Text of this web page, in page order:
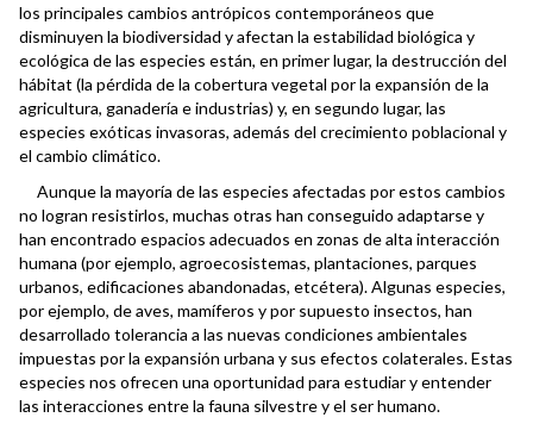
los principales cambios antrópicos contemporáneos que
disminuyen la biodiversidad y afectan la estabilidad biológica y
ecológica de las especies están, en primer lugar, la destrucción del
hábitat (la pérdida de la cobertura vegetal por la expansión de la
agricultura, ganadería e industrias) y, en segundo lugar, las
especies exóticas invasoras, además del crecimiento poblacional y
el cambio climático.
Aunque la mayoría de las especies afectadas por estos cambios
no logran resistirlos, muchas otras han conseguido adaptarse y
han encontrado espacios adecuados en zonas de alta interacción
humana (por ejemplo, agroecosistemas, plantaciones, parques
urbanos, edificaciones abandonadas, etcétera). Algunas especies,
por ejemplo, de aves, mamíferos y por supuesto insectos, han
desarrollado tolerancia a las nuevas condiciones ambientales
impuestas por la expansión urbana y sus efectos colaterales. Estas
especies nos ofrecen una oportunidad para estudiar y entender
las interacciones entre la fauna silvestre y el ser humano.